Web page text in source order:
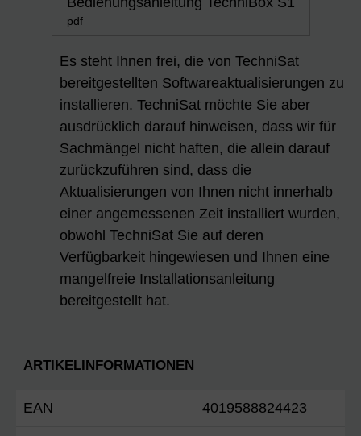
pdf
Es steht Ihnen frei, die von TechniSat
bereitgestellten Softwareaktualisierungen zu
installieren. TechniSat möchte Sie aber
ausdrücklich darauf hinweisen, dass wir für
Sachmängel nicht haften, die allein darauf
zurückzuführen sind, dass die
Aktualisierungen von Ihnen nicht innerhalb
einer angemessenen Zeit installiert wurden,
obwohl TechniSat Sie auf deren
Verfügbarkeit hingewiesen und Ihnen eine
mangelfreie Installationsanleitung
bereitgestellt hat.
ARTIKELINFORMATIONEN
EAN 4019588824423